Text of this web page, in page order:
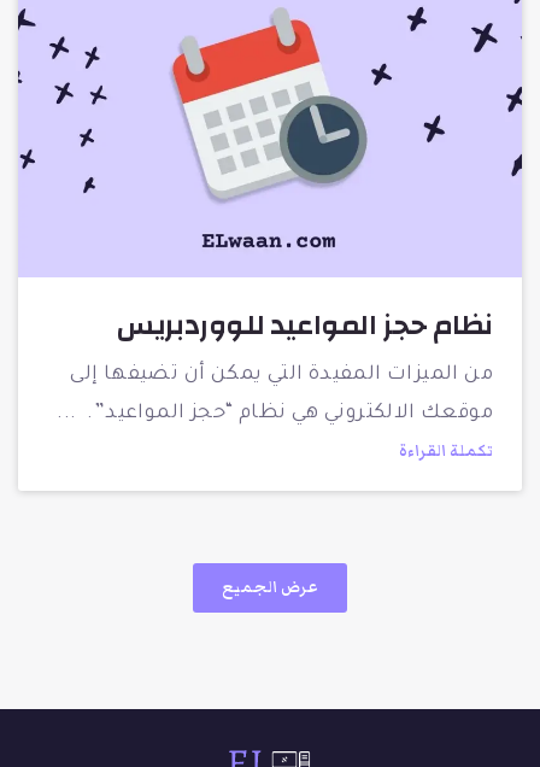
نظام حجز المواعيد للووردبريس
من الميزات المفيدة التي يمكن أن تضيفها إلى
موقعك الالكتروني هي نظام “حجز المواعيد”.
تكملة القراءة
عرض الجميع